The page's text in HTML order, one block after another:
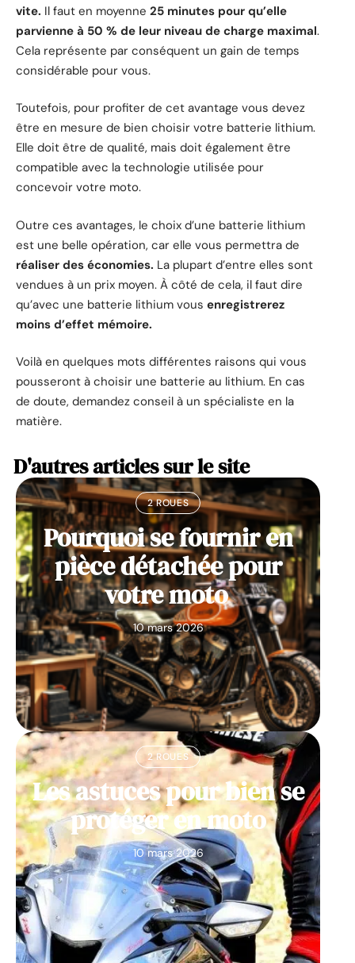
vite. Il faut en moyenne 25 minutes pour qu’elle
parvienne à 50 % de leur niveau de charge maximal.
Cela représente par conséquent un gain de temps
considérable pour vous.
Toutefois, pour profiter de cet avantage vous devez
être en mesure de bien choisir votre batterie lithium.
Elle doit être de qualité, mais doit également être
compatible avec la technologie utilisée pour
concevoir votre moto.
Outre ces avantages, le choix d’une batterie lithium
est une belle opération, car elle vous permettra de
réaliser des économies. La plupart d’entre elles sont
vendues à un prix moyen. À côté de cela, il faut dire
qu’avec une batterie lithium vous enregistrerez
moins d’effet mémoire.
Voilà en quelques mots différentes raisons qui vous
pousseront à choisir une batterie au lithium. En cas
de doute, demandez conseil à un spécialiste en la
matière.
D'autres articles sur le site
2 ROUES
Pourquoi se fournir en
pièce détachée pour
votre moto
10 mars 2026
2 ROUES
Les astuces pour bien se
protéger en moto
10 mars 2026